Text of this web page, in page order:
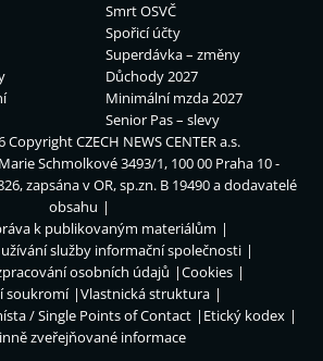
Smrt OSVČ
Spořicí účty
Superdávka – změny
Důchody 2027
Minimální mzda 2027
Senior Pas – slevy
CopyrightCZECH NEWS CENTER a.s.
Schmolkové 3493/1, 100 00 Praha 10 -
zapsána v OR, sp.zn. B 19490 a dodavatelé
obsahu
k publikovaným materiálům
služby informační společnosti
osobních údajů
Cookies
soukromí
Vlastnická struktura
/ Single Points of Contact
Etický kodex
zveřejňované informace